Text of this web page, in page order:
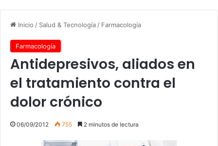
Inicio / Salud & Tecnología / Farmacología
Farmacología
Antidepresivos, aliados en
el tratamiento contra el
dolor crónico
06/09/2012 755 2 minutos de lectura